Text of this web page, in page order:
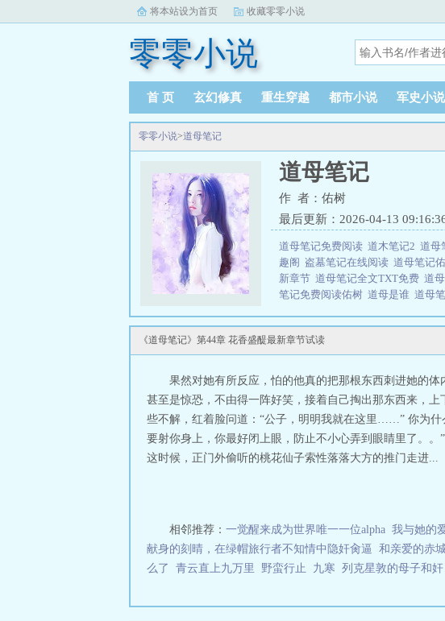
将本站设为首页 收藏零零小说
零零小说
首 页 玄幻修真 重生穿越 都市小说 军史小说
零零小说>道母笔记
道母笔记
作 者：佑树
最后更新：2026-04-13
道母笔记免费阅读 道木笔记2 道母
趣阁 盗墓笔记在线阅读 道母笔记
新章节 道母笔记全文TXT免费 道
笔记免费阅读佑树 道母是谁 道母
三秒记住本站：零零小说 网址：
《道母笔记》第44章 花香盛醍最新章节试读
果然对她有所反应，怕的他真的把那根东西刺进她的
甚至是惊恐，不由得一阵好笑，接着自己掏出那东西来，
些不解，红着脸问道：“公子，明明我就在这里……” 你为
要射你身上，你最好闭上眼，防止不小心弄到眼睛里了。
这时候，正门外偷听的桃花仙子索性落落大方的推门走进...
相邻推荐： 一觉醒来成为世界唯一一位alpha 我与她的
献身的刻晴，在绿帽旅行者不知情中隐奸肏逼
和亲爱的赤
么了
青云直上九万里 野蛮行止 九寒 列克星敦的母子和奸